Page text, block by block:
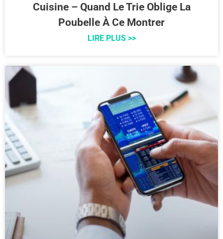
Cuisine – Quand Le Trie Oblige La
Poubelle À Ce Montrer
LIRE PLUS >>